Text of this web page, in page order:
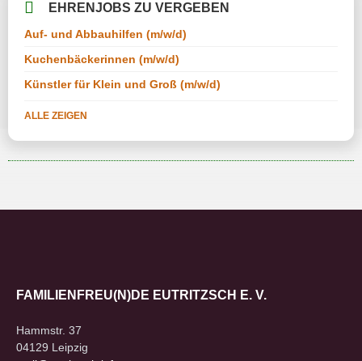
EHRENJOBS ZU VERGEBEN
Auf- und Abbauhilfen (m/w/d)
Kuchenbäckerinnen (m/w/d)
Künstler für Klein und Groß (m/w/d)
ALLE ZEIGEN
FAMILIENFREU(N)DE EUTRITZSCH E. V.
Hammstr. 37
04129 Leipzig